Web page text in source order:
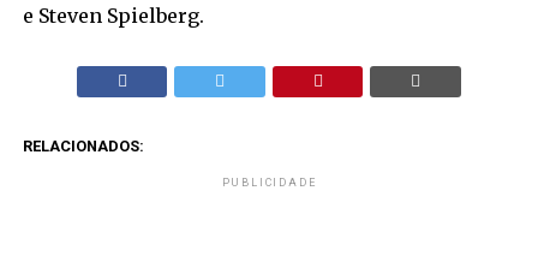
e Steven Spielberg.
RELACIONADOS:
PUBLICIDADE